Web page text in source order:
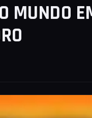
MUNDO